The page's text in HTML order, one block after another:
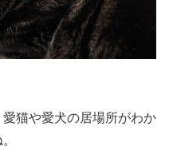
猫や愛犬の居場所がわか